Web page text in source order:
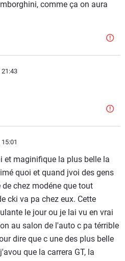
comme ça on aura
21:43
15:01
et maginifique la plus belle la
quoi et quand jvoi des gens
chez modéne que tout
cki va pa chez eux. Cette
le jour ou je lai vu en vrai
au salon de l'auto c pa térrible
dire que c une des plus belle
que la carrera GT, la